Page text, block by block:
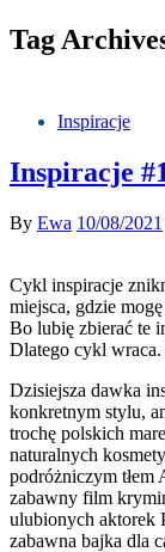
Tag
Inspiracje
Inspiracje
By Ewa 10/08/2021
Cykl inspiracje
miejsca, gdzie
Bo lubię zbierać te
Dlatego cykl wraca.
Dzisiejsza dawka
konkretnym stylu,
trochę polskich
naturalnych
podróżniczym tłem
zabawny film
ulubionych aktorek
zabawna bajka dla